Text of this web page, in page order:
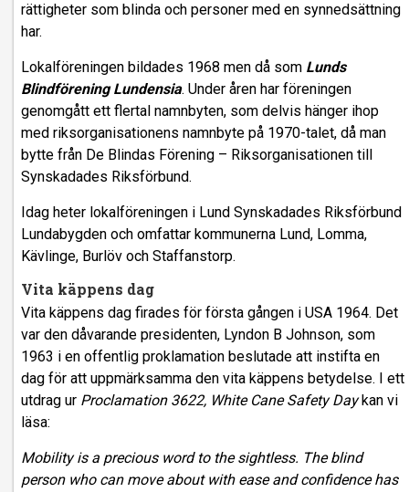
rättigheter som blinda och personer med en synnedsättning
har.
Lokalföreningen bildades 1968 men då som Lunds
Blindförening Lundensia. Under åren har föreningen
genomgått ett flertal namnbyten, som delvis hänger ihop
med riksorganisationens namnbyte på 1970-talet, då man
bytte från De Blindas Förening – Riksorganisationen till
Synskadades Riksförbund.
Idag heter lokalföreningen i Lund Synskadades Riksförbund
Lundabygden och omfattar kommunerna Lund, Lomma,
Kävlinge, Burlöv och Staffanstorp.
Vita käppens dag
Vita käppens dag firades för första gången i USA 1964. Det
var den dåvarande presidenten, Lyndon B Johnson, som
1963 i en offentlig proklamation beslutade att instifta en
dag för att uppmärksamma den vita käppens betydelse. I ett
utdrag ur Proclamation 3622, White Cane Safety Daykan vi
läsa:
Mobility is a precious word to the sightless. The blind
person who can move about with ease and confidence has